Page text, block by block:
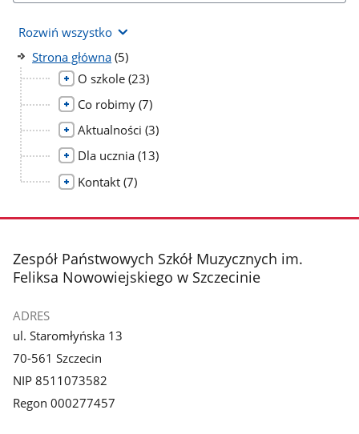
Rozwiń wszystko
Strona główna liczba
podstron
(5)
O szkole liczba
(23)
Co robimy liczba
(7)
Aktualności liczba
(3)
Dla ucznia liczba
(13)
Kontakt liczba
(7)
stopka
Zespół Państwowych Szkół Muzycznych im.
Feliksa Nowowiejskiego w Szczecinie
ADRES
ul. Staromłyńska 13
70-561 Szczecin
NIP 8511073582
Regon 000277457